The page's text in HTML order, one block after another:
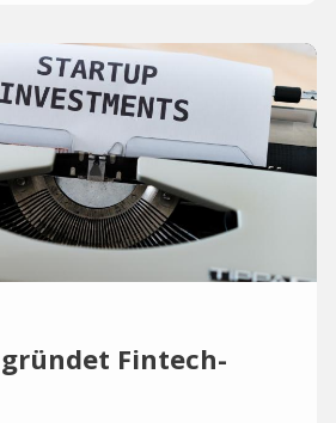
gründet Fintech-